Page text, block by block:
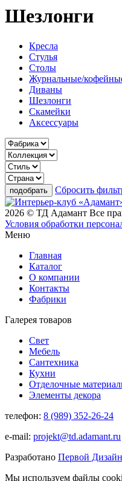
Шезлонги
Кресла
Стулья
Столы
Журнальные/
Диваны
Шезлонги
Скамейки
Аксессуары
Сбросить
2026 © ТД Адамант Все
Условия обработки
Меню
Главная
Каталог
О компании
Контакты
Фабрики
Галерея товаров
Свет
Мебель
Сантехника
Кухни
Отделочные
Элементы декора
телефон: 8 (989) 352-26-24
e-mail: projekt@td.adamant.ru
Разработано Первой
Мы используем файлы